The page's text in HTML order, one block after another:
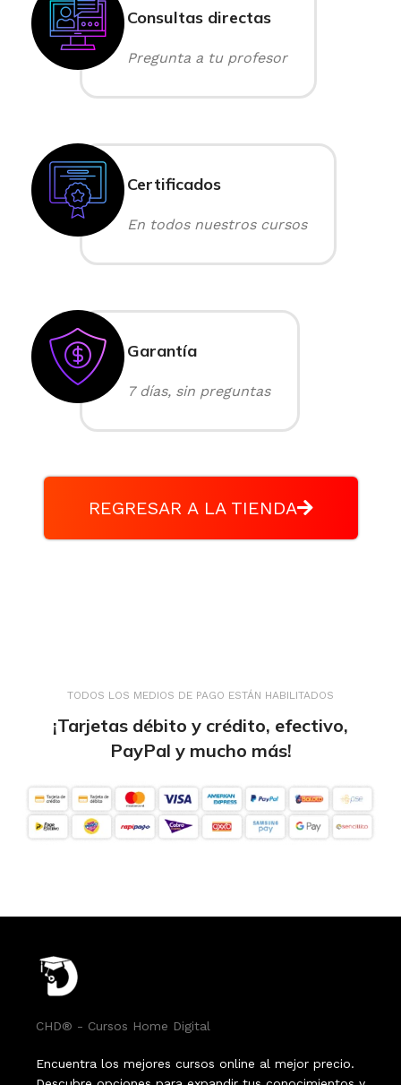
Consultas directas
Pregunta a tu profesor
Certificados
En todos nuestros cursos
Garantía
7 días, sin preguntas
REGRESAR A LA TIENDA
TODOS LOS MEDIOS DE PAGO ESTÁN HABILITADOS
¡Tarjetas débito y crédito, efectivo,
PayPal y mucho más!
CHD® - Cursos Home Digital
Encuentra los mejores cursos online al mejor precio.